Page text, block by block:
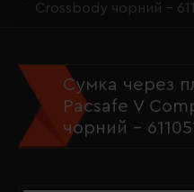
Crossbody чорний -
Сумка через
Pacsafe V
чорний -